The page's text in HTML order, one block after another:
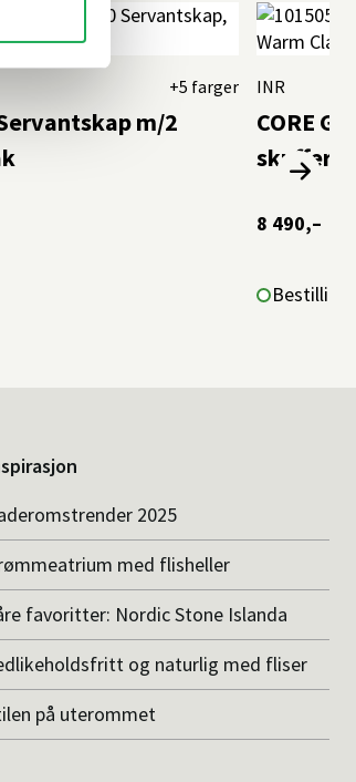
Servantskap m/2
+5 farger
CORE
skuffer,
INR
8 490,–
2025
med flisheller
favoritter: Nordic Stone Islanda
og naturlig med fliser
på uterommet